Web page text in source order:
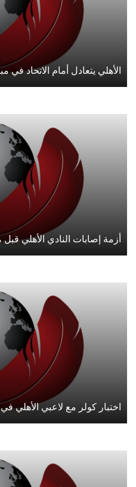
الأهلي يتعادل أمام الاتحاد في
أزمة إصابات النادي الأهلي قبل
اختبار كولر مع لاعبي الأهلي